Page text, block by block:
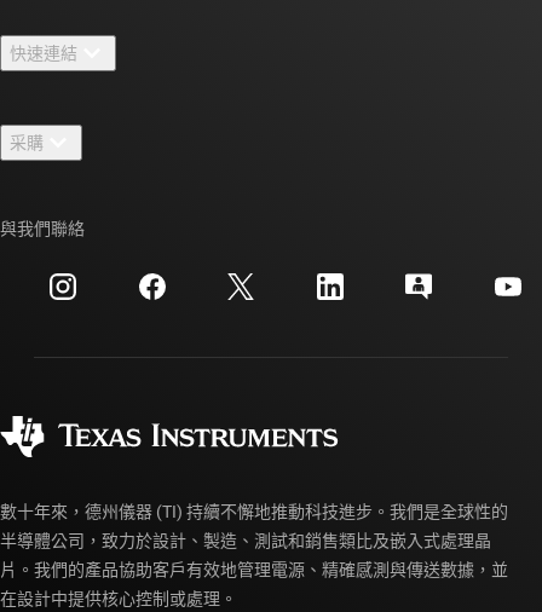
人才招募
新聞室
活動
投資人關系
快速連結
TI E2E™ 設計支援論壇
交互參考搜索
客戶支援中心
myTI 帳戶常見問題解答
采購
訂購 FAQ
與我們聯絡
數十年來，德州儀器 (TI) 持續不懈地推動科技進步。我們是全球性的
半導體公司，致力於設計、製造、測試和銷售類比及嵌入式處理晶
片。我們的產品協助客戶有效地管理電源、精確感測與傳送數據，並
在設計中提供核心控制或處理。